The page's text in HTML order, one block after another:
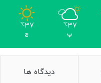
37
℃
پ
37
℃
ج
دیدگاه ها